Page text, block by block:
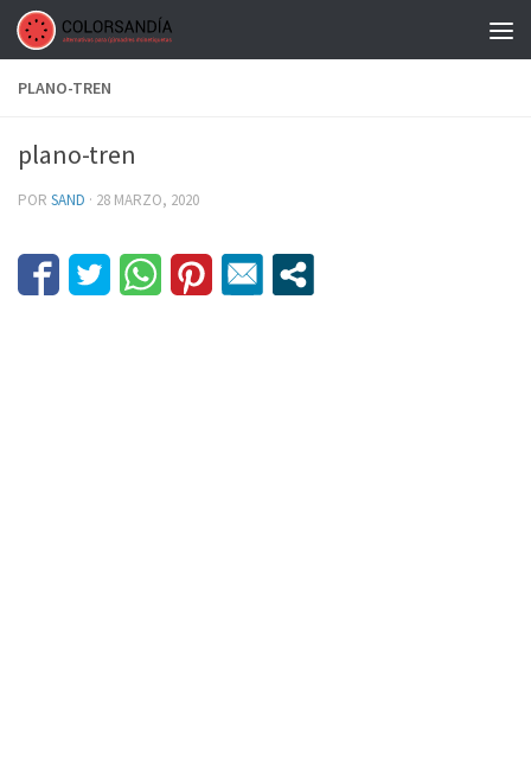
Saltar al contenido
PLANO-TREN
plano-tren
POR SAND · 28 MARZO, 2020